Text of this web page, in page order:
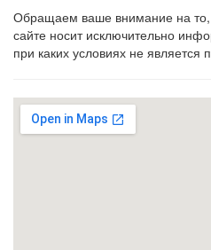
Обращаем ваше внимание на
сайте носит исключительно
при каких условиях не является